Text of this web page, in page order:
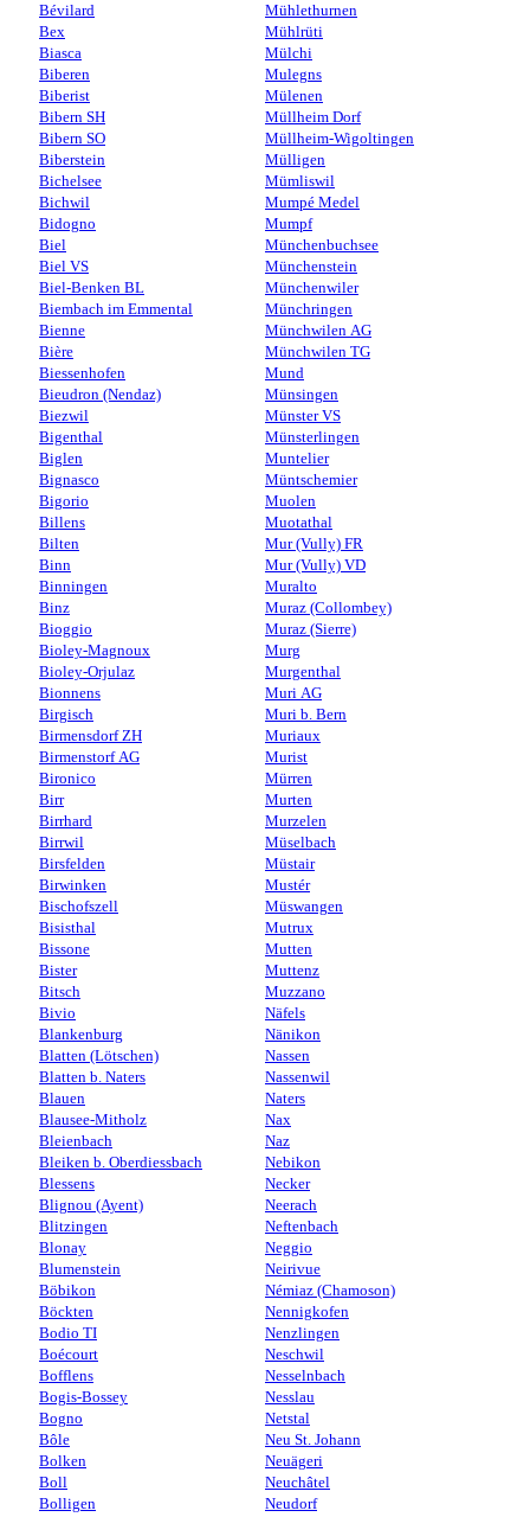
Bévilard
Bex
Biasca
Biberen
Biberist
Bibern SH
Bibern SO
Biberstein
Bichelsee
Bichwil
Bidogno
Biel
Biel VS
Biel-Benken BL
Biembach im Emmental
Bienne
Bière
Biessenhofen
Bieudron (Nendaz)
Biezwil
Bigenthal
Biglen
Bignasco
Bigorio
Billens
Bilten
Binn
Binningen
Binz
Bioggio
Bioley-Magnoux
Bioley-Orjulaz
Bionnens
Birgisch
Birmensdorf ZH
Birmenstorf AG
Bironico
Birr
Birrhard
Birrwil
Birsfelden
Birwinken
Bischofszell
Bisisthal
Bissone
Bister
Bitsch
Bivio
Blankenburg
Blatten (Lötschen)
Blatten b. Naters
Blauen
Blausee-Mitholz
Bleienbach
Bleiken b. Oberdiessbach
Blessens
Blignou (Ayent)
Blitzingen
Blonay
Blumenstein
Böbikon
Böckten
Bodio TI
Boécourt
Bofflens
Bogis-Bossey
Bogno
Bôle
Bolken
Boll
Bolligen
Mühlethurnen
Mühlrüti
Mülchi
Mulegns
Mülenen
Müllheim Dorf
Müllheim-Wigoltingen
Mülligen
Mümliswil
Mumpé Medel
Mumpf
Münchenbuchsee
Münchenstein
Münchenwiler
Münchringen
Münchwilen AG
Münchwilen TG
Mund
Münsingen
Münster VS
Münsterlingen
Muntelier
Müntschemier
Muolen
Muotathal
Mur (Vully) FR
Mur (Vully) VD
Muralto
Muraz (Collombey)
Muraz (Sierre)
Murg
Murgenthal
Muri AG
Muri b. Bern
Muriaux
Murist
Mürren
Murten
Murzelen
Müselbach
Müstair
Mustér
Müswangen
Mutrux
Mutten
Muttenz
Muzzano
Näfels
Nänikon
Nassen
Nassenwil
Naters
Nax
Naz
Nebikon
Necker
Neerach
Neftenbach
Neggio
Neirivue
Némiaz (Chamoson)
Nennigkofen
Nenzlingen
Neschwil
Nesselnbach
Nesslau
Netstal
Neu St. Johann
Neuägeri
Neuchâtel
Neudorf